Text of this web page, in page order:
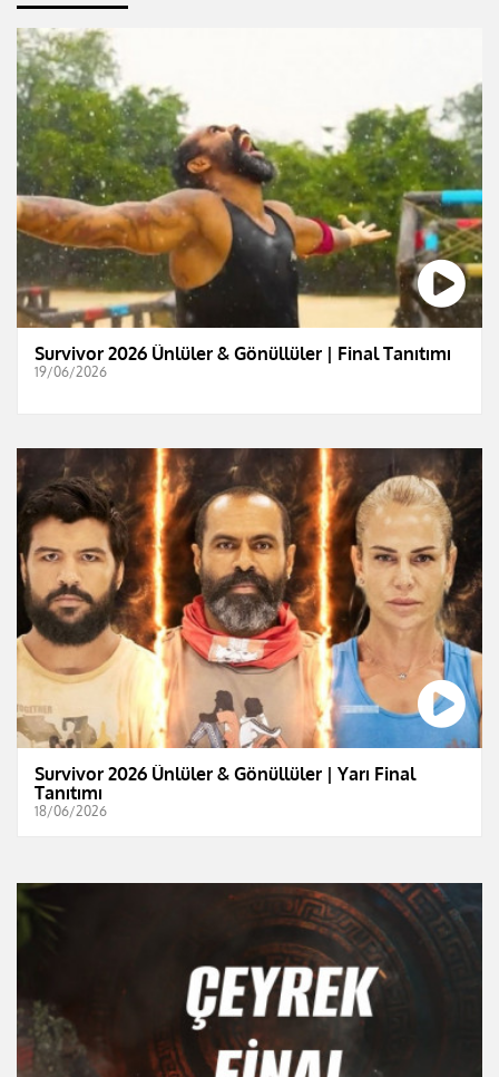
Survivor 2026 Ünlüler & Gönüllüler | Final Tanıtımı
19/06/2026
Survivor 2026 Ünlüler & Gönüllüler | Yarı Final
Tanıtımı
18/06/2026